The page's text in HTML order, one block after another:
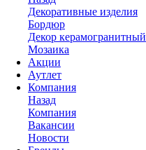
Декоративные изделия
Бордюр
Декор керамогранитный
Мозаика
Акции
Аутлет
Компания
Назад
Компания
Вакансии
Новости